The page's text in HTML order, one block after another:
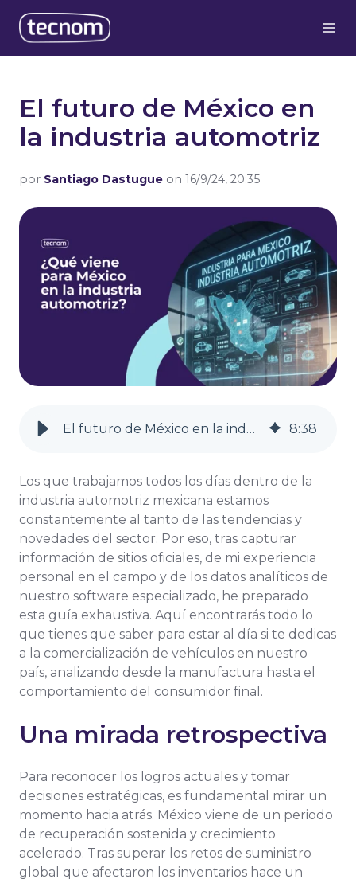
El futuro de México en
la industria automotriz
por Santiago Dastugue on 16/9/24, 20:35
El futuro de México en la industria automotriz 8:38
Los que trabajamos todos los días dentro de la
industria automotriz mexicana estamos
constantemente al tanto de las tendencias y
novedades del sector. Por eso, tras capturar
información de sitios oficiales, de mi experiencia
personal en el campo y de los datos analíticos de
nuestro software especializado, he preparado
esta guía exhaustiva. Aquí encontrarás todo lo
que tienes que saber para estar al día si te dedicas
a la comercialización de vehículos en nuestro
país, analizando desde la manufactura hasta el
comportamiento del consumidor final.
Una mirada retrospectiva
Para reconocer los logros actuales y tomar
decisiones estratégicas, es fundamental mirar un
momento hacia atrás. México viene de un periodo
de recuperación sostenida y crecimiento
acelerado. Tras superar los retos de suministro
global que afectaron los inventarios hace un